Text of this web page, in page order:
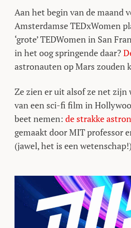
Aan het begin van de maand
Amsterdamse TEDxWomen
‘grote’ TEDWomen in San
in het oog springende daar?
astronauten op Mars zouden
Ze zien er uit alsof ze net zijn
van een sci-fi film in
beet nemen: de strakke
gemaakt door MIT professor
(jawel, het is een